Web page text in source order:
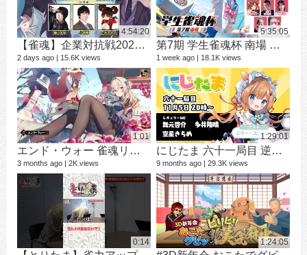
4:54:20
【雀魂】企業対抗戦2026【予選】
2 days ago 15.6K views
5:35:05
第7期 学生雀魂杯 南場 決勝
1 week ago 18.1K views
1:01
エンド・ウォー 雀魂リーチBGM
3 months ago 2K views
1:29:01
にじたま 六十一局目 逆襲のニジタマ編
9 months ago 29.3K views
0:14 1:24:05